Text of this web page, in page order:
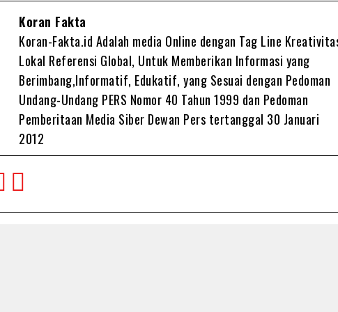
Koran Fakta
Koran-Fakta.id Adalah media Online dengan Tag Line
Lokal Referensi Global, Untuk Memberikan Informasi yang
Berimbang,Informatif, Edukatif, yang Sesuai dengan Pedoman
Undang-Undang PERS Nomor 40 Tahun 1999 dan Pedoman
Pemberitaan Media Siber Dewan Pers tertanggal 30 Januari
2012